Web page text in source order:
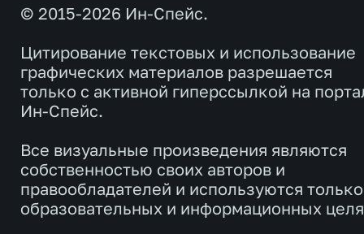
© 2015-2026 Ин-Спейс.
Цитирование текстовых и использование
графических материалов разрешается
только с активной гиперссылкой на
Ин-Спейс.
Все визуальные произведения являются
собственностью своих авторов и
правообладателей и используются
образовательных и информационных